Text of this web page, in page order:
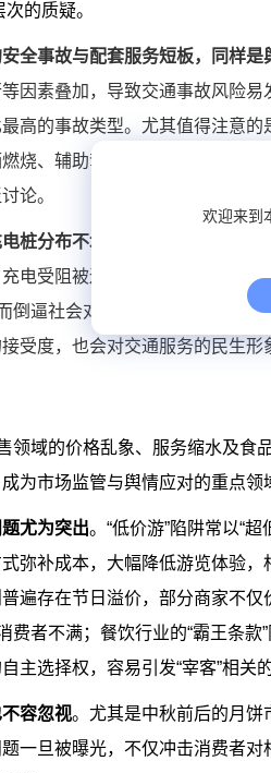
的质疑。
全事故与配套服务短板，同样是
因素叠加，导致交通事故风险易
高的事故类型。尤其值得注意
、辅助驾驶功能失效等问题，
论。
桩分布不均、高速服务区充电
电受阻被迫滞留，相关经历经
倒逼社会对新能源车配套服务保
受度，也会对交通服务的民生形
领域的价格乱象、服务缩水及食
为市场监管与舆情应对的重点领
尤为突出。“低价游”陷阱常以“
弥补成本，大幅降低游览体验，
遍存在节日溢价，部分商家不仅
费者不满；餐饮行业的“霸王条
主选择权，容易引发“宰客”相关
容忽视。尤其是中秋前后的月饼
一旦被曝光，不仅冲击消费者
欢迎来到